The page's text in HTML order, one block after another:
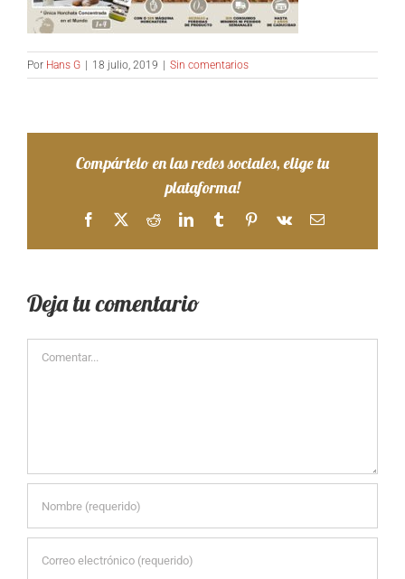
Por Hans G 18 julio, 2019 Sin comentarios
Compártelo en las redes sociales, elige tu
plataforma!
Facebook
X RedditLinkedInTumblrPinterest
Vk
Correo
Deja tu comentario